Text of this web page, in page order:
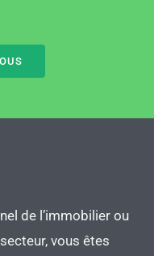
de l’immobilier ou
vous êtes